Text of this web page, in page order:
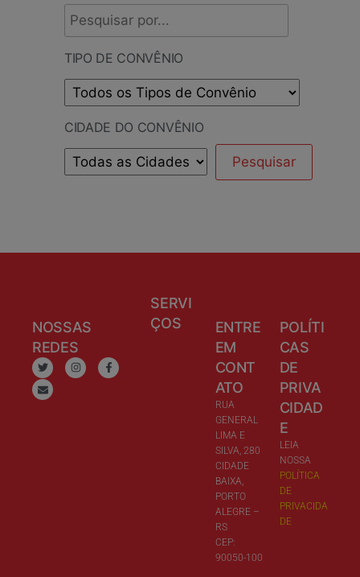
TIPO DE CONVÊNIO
CIDADE DO CONVÊNIO
NOSSAS
REDES
SERVI
ÇOS
ENTRE
EM
CONT
ATO
RUA
GENERAL
LIMA E
SILVA, 280
CIDADE
BAIXA,
PORTO
ALEGRE –
RS
CEP:
90050-100
POLÍTI
CAS
DE
PRIVA
CIDAD
E
LEIA
NOSSA
POLÍTICA
DE
PRIVACIDA
DE